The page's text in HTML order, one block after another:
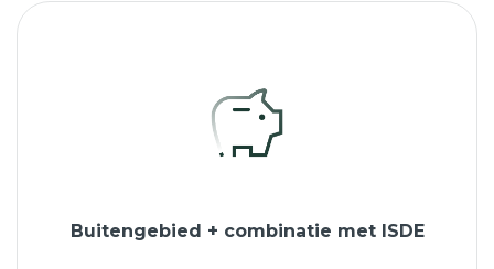
Buitengebied + combinatie met ISDE